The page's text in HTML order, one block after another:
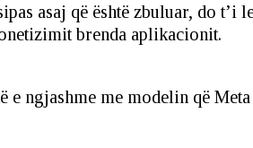
asaj që është zbuluar, do t’i
brenda aplikacionit.
ngjashme me modelin që